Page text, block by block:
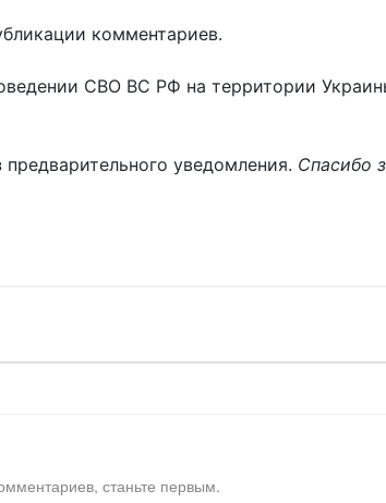
комментариев.
СВО ВС РФ на территории
уведомления. Спасибо
станьте первым.